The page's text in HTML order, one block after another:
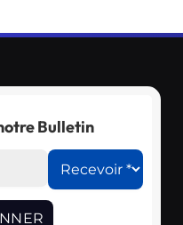
Bulletin